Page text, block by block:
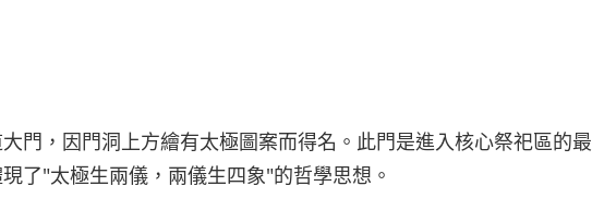
門，因門洞上方繪有太極圖案而得名。此門是進入核心祭祀區的最
了"太極生兩儀，兩儀生四象"的哲學思想。